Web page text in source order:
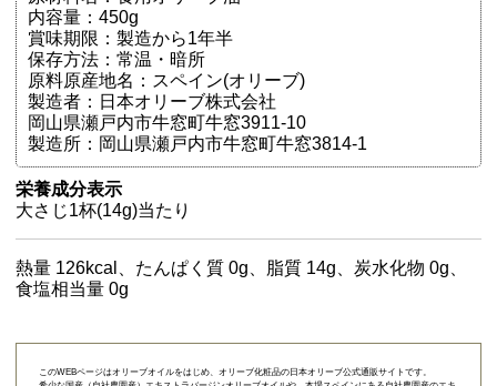
内容量：450g
賞味期限：製造から1年半
保存方法：常温・暗所
原料原産地名：スペイン(オリーブ)
製造者：日本オリーブ株式会社
岡山県瀬戸内市牛窓町牛窓3911-10
製造所：岡山県瀬戸内市牛窓町牛窓3814-1
栄養成分表示
大さじ1杯(14g)当たり
熱量 126kcal、たんぱく質 0g、脂質 14g、炭水化物 0g、
食塩相当量 0g
このWEBページはオリーブオイルをはじめ、オリーブ化粧品の日本オリーブ公式通販サイトです。